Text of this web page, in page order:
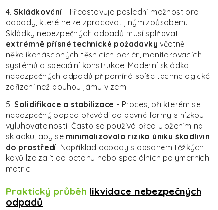
4.Skládkování- Představuje poslední možnost pro
odpady, které nelze zpracovat jiným způsobem.
Skládky nebezpečných odpadů musí splňovat
extrémně přísné technické požadavky včetně
několikanásobných těsnicích bariér, monitorovacích
systémů a speciální konstrukce. Moderní skládka
nebezpečných odpadů připomíná spíše technologické
zařízení než pouhou jámu v zemi.
5.Solidifikace a stabilizace - Proces, při kterém se
nebezpečný odpad převádí do pevné formy s nízkou
vyluhovatelností. Často se používá před uložením na
skládku, aby se minimalizovalo riziko úniku škodlivin
do prostředí. Například odpady s obsahem těžkých
kovů lze zalít do betonu nebo speciálních polymerních
matric.
Praktický průběh likvidace nebezpečných
odpadů